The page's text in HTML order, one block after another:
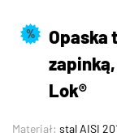
%
Opaska
Lok®
Materiał: stal AISI